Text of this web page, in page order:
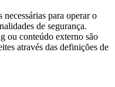
para operar o
de segurança.
ou conteúdo externo são
através das definições de